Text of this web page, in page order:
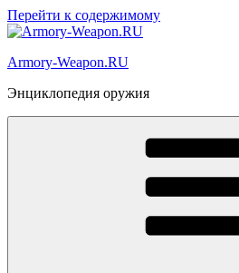
Перейти к содержимому
Armory-Weapon.RU
Энциклопедия оружия